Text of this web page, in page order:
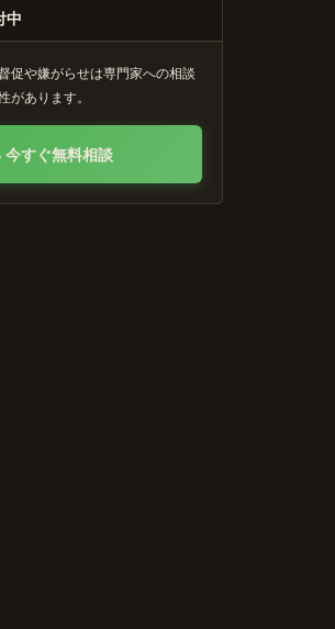
中
促や嫌がらせは専門家への相談
があります。
今すぐ無料相談